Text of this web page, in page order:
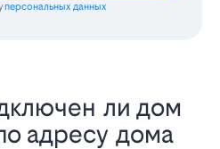
персональных данных
ли дом
адресу дома